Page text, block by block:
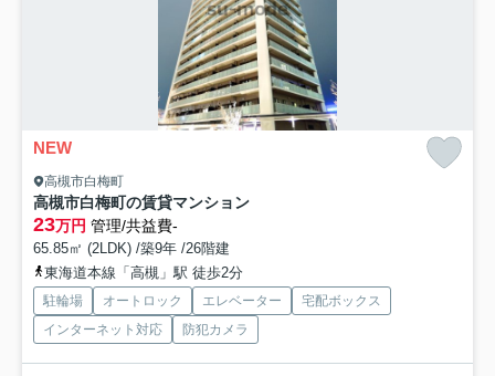
NEW
高槻市白梅町
高槻市白梅町の賃貸マンション
23万円 管理/共益費-
65.85㎡ (2LDK) /築9年 /26階建
東海道本線「高槻」駅 徒歩2分
駐輪場 オートロック エレベーター
宅配ボックス
インターネット対応
防犯カメラ